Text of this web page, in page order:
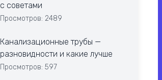
с советами
Просмотров: 2489
Канализационные трубы —
разновидности и какие лучше
Просмотров: 597